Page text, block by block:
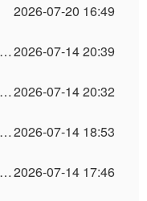
2026-07-20 16:49
2026-07-14 20:39
2026-07-14 20:32
2026-07-14 18:53
2026-07-14 17:46